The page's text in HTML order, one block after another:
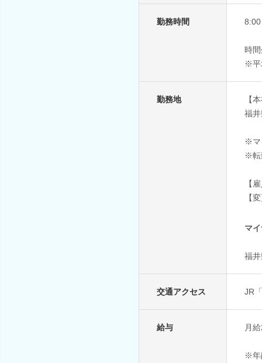
勤務時間
時
※平
勤務地
【
福
※マ
※転
【
【
マ
福
交通アクセス JR
給与 月
※年